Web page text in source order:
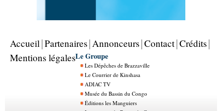
Accueil Partenaires Annonceurs Contact Crédits
Mentions légalesLe Groupe
Les Dépêches de Brazzaville
Le Courrier de Kinshasa
ADIAC TV
Musée du Bassin du Congo
Éditions les Manguiers